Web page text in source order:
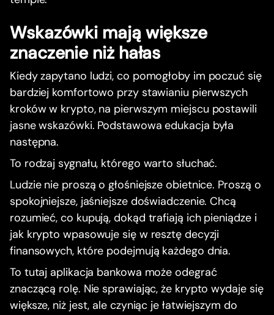
Wskazówki mają większe
znaczenie niż hałas
Kiedy zapytano ludzi, co pomogłoby im poczuć się
bardziej komfortowo przy stawianiu pierwszych
kroków w krypto, na pierwszym miejscu postawili
jasne wskazówki. Podstawowa edukacja była
następna.
To rodzaj sygnału, którego warto słuchać.
Ludzie nie proszą o głośniejsze obietnice. Proszą o
spokojniejsze, jaśniejsze doświadczenie. Chcą
rozumieć, co kupują, dokąd trafiają ich pieniądze i
jak krypto wpasowuje się w resztę decyzji
finansowych, które podejmują każdego dnia.
To tutaj aplikacja bankowa może odegrać
znaczącą rolę. Nie sprawiając, że krypto wydaje się
większe, niż jest, ale czyniąc je łatwiejszym do